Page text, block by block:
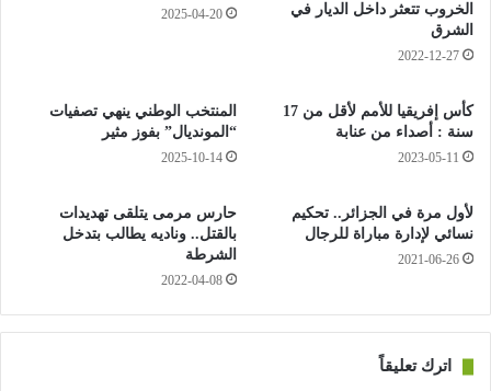
واستمرت هجمات سوسطارة لكنها افتدت الفعالية أمام فريق منظّم
كانت له الأفضلية في امتلاك الكرة.
وعاش أنصار الاتحاد ومعهم كافة الجزائريين على أعصابهم خلال
الدقائق الأخيرة، التي شهدت حرمان الاتحاد من ضربة جزاء شرعية
إثر عرقلة مزيان، قبل أن يتنفس الفريق الأحمر والأسود بأول تاج
أمام تي بي مازيمبي الكونغولي، تمكّن شبان الاتحاد من الثأر لجيل
الفريق الأحمر والأسود المتأسس في الخامس جويلية 1937.
الخروب تتعثر داخل الديار في
الشرق
2022-12-27
2025-04-20
كأس إفريقيا للأمم لأقل من 17
سنة : أصداء من عنابة
2023-05-11
المنتخب الوطني ينهي تصفيات
“المونديال” بفوز مثير
2025-10-14
لأول مرة في الجزائر.. تحكيم
نسائي لإدارة مباراة للرجال
2021-06-26
حارس مرمى يتلقى تهديدات
بالقتل.. وناديه يطالب بتدخل
الشرطة
2022-04-08
اترك تعليقاً